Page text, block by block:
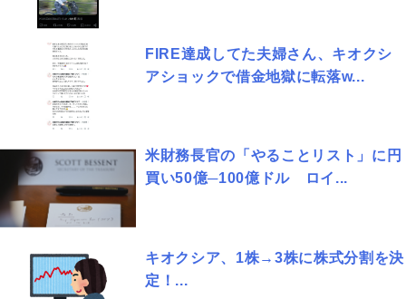
FIRE達成してた夫婦さん、キオクシ
アショックで借金地獄に転落w...
米財務長官の「やることリスト」に円
買い50億─100億ドル ロイ...
キオクシア、1株→3株に株式分割を決
定！...